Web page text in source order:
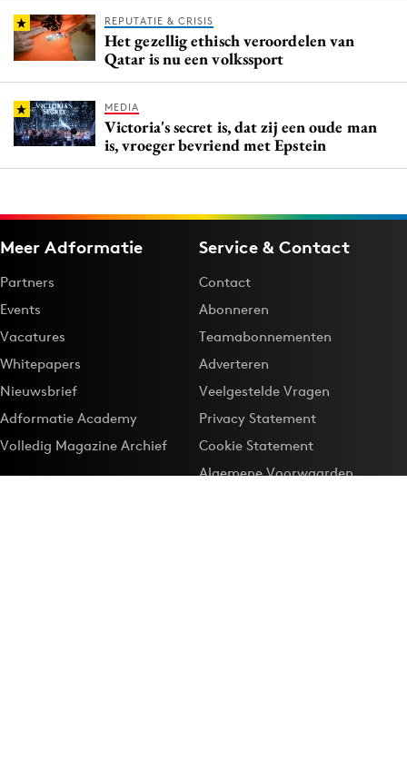
REPUTATIE & CRISIS
Het gezellig ethisch veroordelen van
Qatar is nu een volkssport
MEDIA
Victoria's secret is, dat zij een oude man
is, vroeger bevriend met Epstein
Meer Adformatie
Partners
Events
Vacatures
Whitepapers
Nieuwsbrief
Adformatie Academy
Volledig Magazine Archief
Service & Contact
Contact
Abonneren
Teamabonnementen
Adverteren
Veelgestelde Vragen
Privacy Statement
Cookie Statement
Algemene Voorwaarden